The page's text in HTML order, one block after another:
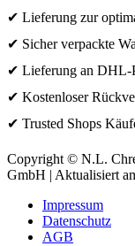
✔ Lieferung zur
✔ Sicher verpackte
✔ Lieferung an DHL-
✔ Kostenloser
✔ Trusted Shops
Copyright © N.L.
GmbH | Aktualisiert
Impressum
Datenschutz
AGB